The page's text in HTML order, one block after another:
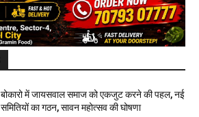
बोकारो में जायसवाल समाज को एकजुट करने की पहल, नई
समितियों का गठन, सावन महोत्सव की घोषणा